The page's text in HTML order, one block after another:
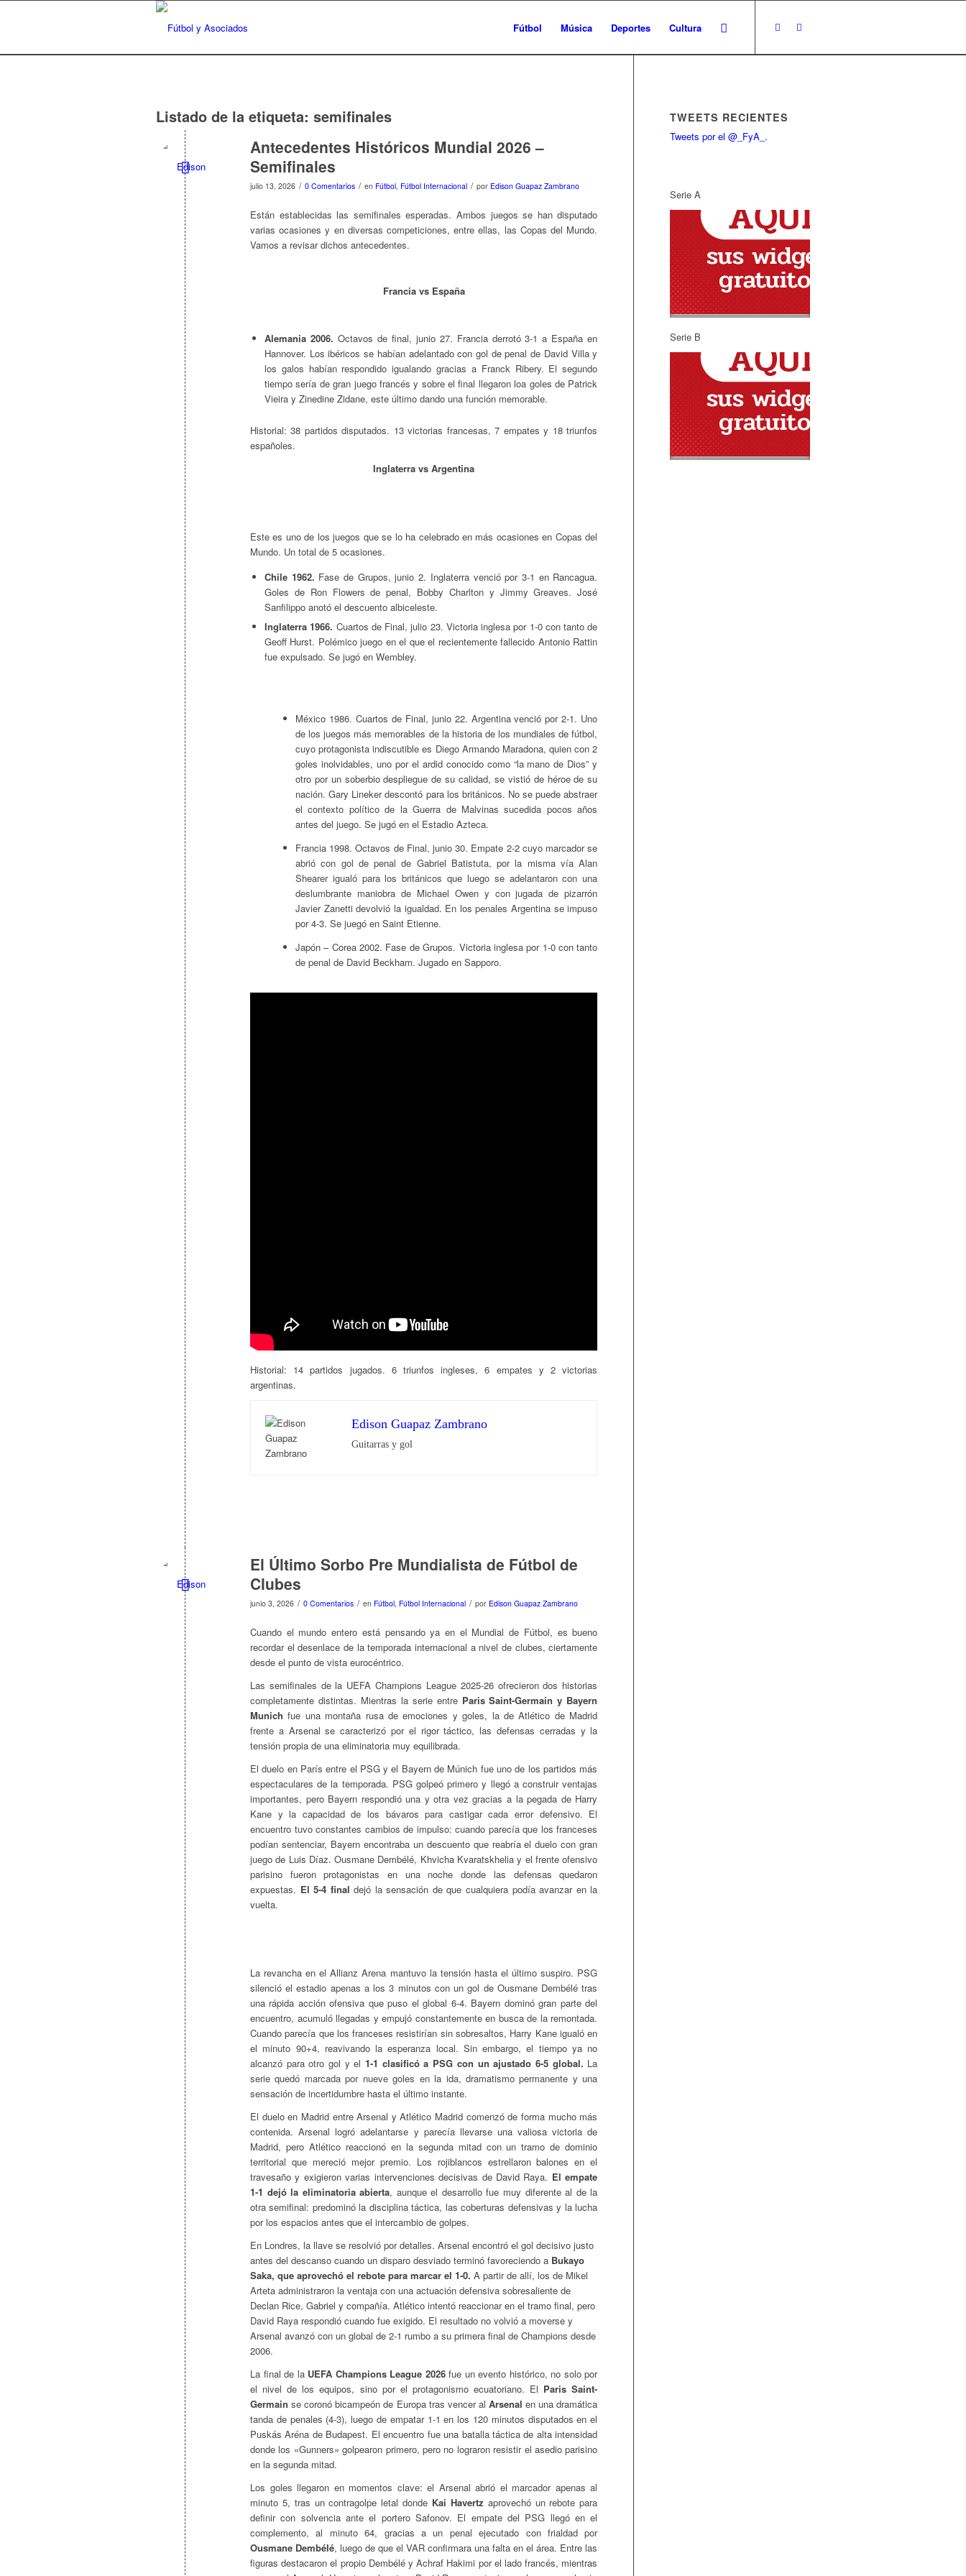
Fútbol Música Deportes Cultura
Listado de la etiqueta: semifinales
Antecedentes Históricos Mundial 2026 –
Semifinales
julio 13, 2026 / 0 Comentarios / en Fútbol, Fútbol Internacional / por Edison Guapaz Zambrano
Están establecidas las semifinales esperadas. Ambos juegos se han disputado
varias ocasiones y en diversas competiciones, entre ellas, las Copas del Mundo.
Vamos a revisar dichos antecedentes.
Francia vs España
Alemania 2006. Octavos de final, junio 27. Francia derrotó 3-1 a España en
Hannover. Los ibéricos se habían adelantado con gol de penal de David Villa y
los galos habían respondido igualando gracias a Franck Ribery. El segundo
tiempo sería de gran juego francés y sobre el final llegaron loa goles de Patrick
Vieira y Zinedine Zidane, este último dando una función memorable.
Historial: 38 partidos disputados. 13 victorias francesas, 7 empates y 18 triunfos
españoles.
Inglaterra vs Argentina
Este es uno de los juegos que se lo ha celebrado en más ocasiones en Copas del
Mundo. Un total de 5 ocasiones.
Chile 1962. Fase de Grupos, junio 2. Inglaterra venció por 3-1 en Rancagua.
Goles de Ron Flowers de penal, Bobby Charlton y Jimmy Greaves. José
Sanfilippo anotó el descuento albiceleste.
Inglaterra 1966. Cuartos de Final, julio 23. Victoria inglesa por 1-0 con tanto de
Geoff Hurst. Polémico juego en el que el recientemente fallecido Antonio Rattin
fue expulsado. Se jugó en Wembley.
México 1986. Cuartos de Final, junio 22. Argentina venció por 2-1. Uno
de los juegos más memorables de la historia de los mundiales de fútbol,
cuyo protagonista indiscutible es Diego Armando Maradona, quien con 2
goles inolvidables, uno por el ardid conocido como “la mano de Dios” y
otro por un soberbio despliegue de su calidad, se vistió de héroe de su
nación. Gary Lineker descontó para los británicos. No se puede abstraer
el contexto político de la Guerra de Malvinas sucedida pocos años
antes del juego. Se jugó en el Estadio Azteca.
Francia 1998. Octavos de Final, junio 30. Empate 2-2 cuyo marcador se
abrió con gol de penal de Gabriel Batistuta, por la misma vía Alan
Shearer igualó para los británicos que luego se adelantaron con una
deslumbrante maniobra de Michael Owen y con jugada de pizarrón
Javier Zanetti devolvió la igualdad. En los penales Argentina se impuso
por 4-3. Se juegó en Saint Etienne.
Japón – Corea 2002. Fase de Grupos. Victoria inglesa por 1-0 con tanto
de penal de David Beckham. Jugado en Sapporo.
Historial: 14 partidos jugados. 6 triunfos ingleses, 6 empates y 2 victorias
argentinas.
Edison Guapaz Zambrano
Guitarras y gol
El Último Sorbo Pre Mundialista de Fútbol de
Clubes
junio 3, 2026 / 0 Comentarios / en Fútbol Fútbol Internacional / por Edison Guapaz Zambrano
Cuando el mundo entero está pensando ya en el Mundial de Fútbol, es bueno
recordar el desenlace de la temporada internacional a nivel de clubes, ciertamente
desde el punto de vista eurocéntrico.
Las semifinales de la UEFA Champions League 2025-26 ofrecieron dos historias
completamente distintas. Mientras la serie entre Paris Saint-Germain y Bayern
Munich fue una montaña rusa de emociones y goles, la de Atlético de Madrid
frente a Arsenal se caracterizó por el rigor táctico, las defensas cerradas y la
tensión propia de una eliminatoria muy equilibrada.
El duelo en París entre el PSG y el Bayern de Múnich fue uno de los partidos más
espectaculares de la temporada. PSG golpeó primero y llegó a construir ventajas
importantes, pero Bayern respondió una y otra vez gracias a la pegada de Harry
Kane y la capacidad de los bávaros para castigar cada error defensivo. El
encuentro tuvo constantes cambios de impulso: cuando parecía que los franceses
podían sentenciar, Bayern encontraba un descuento que reabría el duelo con gran
juego de Luis Díaz. Ousmane Dembélé, Khvicha Kvaratskhelia y el frente ofensivo
parisino fueron protagonistas en una noche donde las defensas quedaron
expuestas. El 5-4 final dejó la sensación de que cualquiera podía avanzar en la
vuelta.
La revancha en el Allianz Arena mantuvo la tensión hasta el último suspiro. PSG
silenció el estadio apenas a los 3 minutos con un gol de Ousmane Dembélé tras
una rápida acción ofensiva que puso el global 6-4. Bayern dominó gran parte del
encuentro, acumuló llegadas y empujó constantemente en busca de la remontada.
Cuando parecía que los franceses resistirían sin sobresaltos, Harry Kane igualó en
el minuto 90+4, reavivando la esperanza local. Sin embargo, el tiempo ya no
alcanzó para otro gol y el 1-1 clasificó a PSG con un ajustado 6-5 global. La
serie quedó marcada por nueve goles en la ida, dramatismo permanente y una
sensación de incertidumbre hasta el último instante.
El duelo en Madrid entre Arsenal y Atlético Madrid comenzó de forma mucho más
contenida. Arsenal logró adelantarse y parecía llevarse una valiosa victoria de
Madrid, pero Atlético reaccionó en la segunda mitad con un tramo de dominio
territorial que mereció mejor premio. Los rojiblancos estrellaron balones en el
travesaño y exigieron varias intervenciones decisivas de David Raya. El empate
1-1 dejó la eliminatoria abierta, aunque el desarrollo fue muy diferente al de la
otra semifinal: predominó la disciplina táctica, las coberturas defensivas y la lucha
por los espacios antes que el intercambio de golpes.
En Londres, la llave se resolvió por detalles. Arsenal encontró el gol decisivo justo
antes del descanso cuando un disparo desviado terminó favoreciendo a Bukayo
Saka, que aprovechó el rebote para marcar el 1-0. A partir de allí, los de Mikel
Arteta administraron la ventaja con una actuación defensiva sobresaliente de
Declan Rice, Gabriel y compañía. Atlético intentó reaccionar en el tramo final, pero
David Raya respondió cuando fue exigido. El resultado no volvió a moverse y
Arsenal avanzó con un global de 2-1 rumbo a su primera final de Champions desde
2006.
La final de la UEFA Champions League 2026fue un evento histórico, no solo por
el nivel de los equipos, sino por el protagonismo ecuatoriano. El Paris Saint-
Germain se coronó bicampeón de Europa tras vencer al Arsenal en una dramática
tanda de penales (4-3), luego de empatar 1-1 en los 120 minutos disputados en el
Puskás Aréna de Budapest. El encuentro fue una batalla táctica de alta intensidad
donde los «Gunners» golpearon primero, pero no lograron resistir el asedio parisino
en la segunda mitad.
Los goles llegaron en momentos clave: el Arsenal abrió el marcador apenas al
minuto 5, tras un contragolpe letal donde Kai Havertz aprovechó un rebote para
definir con solvencia ante el portero Safonov. El empate del PSG llegó en el
complemento, al minuto 64, gracias a un penal ejecutado con frialdad por
Ousmane Dembélé, luego de que el VAR confirmara una falta en el área. Entre las
figuras destacaron el propio Dembélé y Achraf Hakimi por el lado francés, mientras
TWEETS RECIENTES
Tweets por el @_FyA_.
Serie A
Serie B